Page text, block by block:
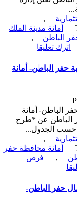
,
مدينة الملك
,
تعليقاon
عامة-
تأجير
وأنشطة
تجارية-
إدارة
مدينة
الملك
خالد
العسكرية
بحفر
أمانة
أمانة
عن *طرح
الجدول...
,
محافظة حفر
,
فرص
الباطن-